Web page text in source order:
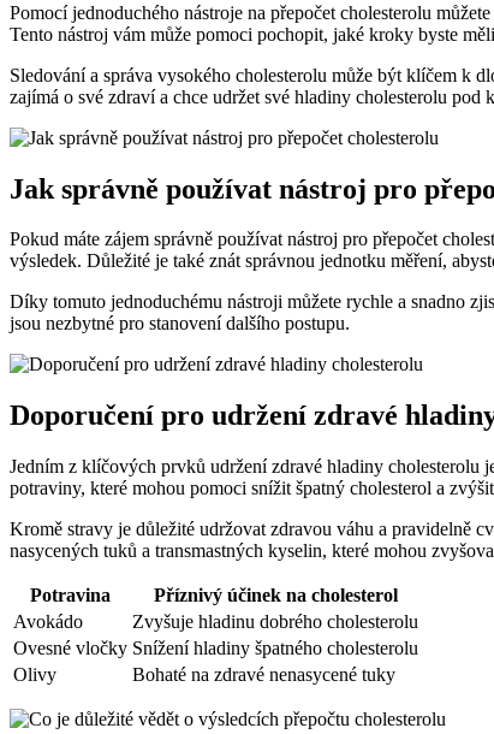
Pomocí jednoduchého‍ nástroje na přepočet⁣ cholesterolu
Tento nástroj vám ⁣může pomoci pochopit, jaké kroky​ byste
Sledování ⁤a správa ⁢vysokého cholesterolu⁢ může⁣ být klíčem k
zajímá o své zdraví a chce udržet ⁣své hladiny cholesterolu⁣ pod
Jak správně používat nástroj ⁤pro
Pokud máte zájem správně používat nástroj pro přepočet
výsledek. Důležité je také znát správnou jednotku měření,
Díky tomuto jednoduchému ⁤nástroji můžete rychle a snadno
jsou ‌nezbytné pro stanovení dalšího postupu.
Doporučení pro ⁢udržení zdravé
Jedním⁤ z klíčových prvků udržení⁤ zdravé hladiny cholesterolu
potraviny, které⁣ mohou ‌pomoci snížit špatný cholesterol a
Kromě stravy ⁣je důležité udržovat zdravou ⁢váhu a pravidelně
‌nasycených tuků ⁤a transmastných kyselin,⁢ které mohou
Potravina
Příznivý účinek na cholesterol
Avokádo
Zvyšuje hladinu dobrého ⁣cholesterolu
Ovesné vločky Snížení hladiny⁤ špatného cholesterolu
Olivy
Bohaté na zdravé nenasycené tuky